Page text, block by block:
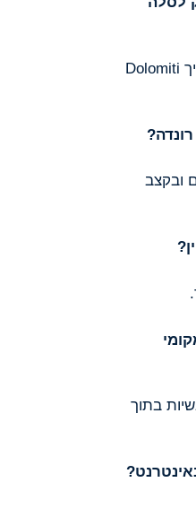
לא. כדי לגלוש את סלה רונדה צריך Dolomiti
?
ובקצב
?
בתוך
?